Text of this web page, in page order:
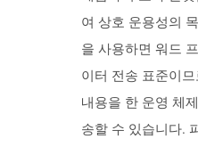
여 상호 운용성의
을 사용하면 워드
이터 전송 표준이
내용을 한 운영 체
송할 수 있습니다.